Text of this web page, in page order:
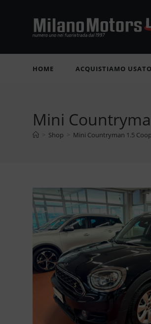
HOME ACQUISTIAMO USATO
Mini
> Shop > Mini Countryman 1.5